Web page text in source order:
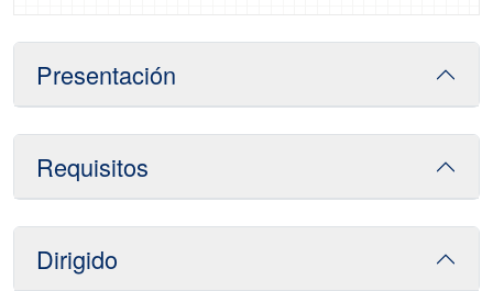
Presentación
Requisitos
Dirigido